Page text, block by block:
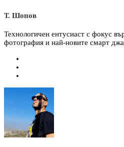
Т. Шопов
Технологичен ентусиаст с фокус
фотография и най-новите смарт